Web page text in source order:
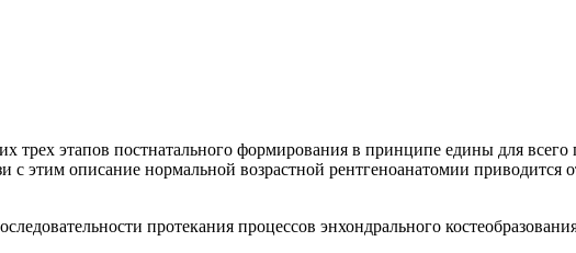
трех этапов постнатального формирования в принципе едины для всего
с этим описание нормальной возрастной рентгеноанатомии приводится
протекания процессов энхондрального